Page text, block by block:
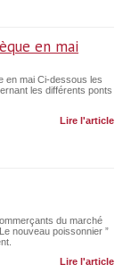
en mai
en mai Ci-dessous les
les différents ponts
Lire l'article
du marché
nouveau poissonnier ”
Lire l'article